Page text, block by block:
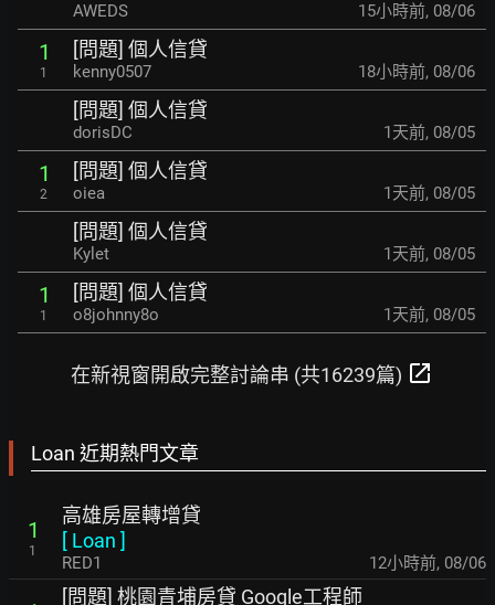
AWEDS 15小時前, 08/06
1
1
[問題] 個人信貸
kenny0507 18小時前, 08/06
[問題] 個人信貸
dorisDC 1天前, 08/05
1
2
[問題] 個人信貸
oiea 1天前, 08/05
[問題] 個人信貸
Kylet 1天前, 08/05
1
1
[問題] 個人信貸
o8johnny8o 1天前, 08/05
在新視窗開啟完整討論串 (共16239篇) open_in_new
Loan 近期熱門文章
1
1
高雄房屋轉增貸
[ Loan ]
RED1 12小時前, 08/06
[問題] 桃園青埔房貸 Google工程師